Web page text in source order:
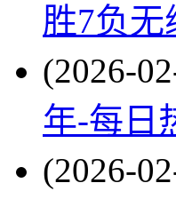
胜7负无
(2026-
年-每日
(2026-